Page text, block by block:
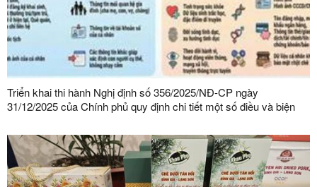
Triển khai thi hành Nghị định số 356/2025/NĐ-CP ngày
31/12/2025 của Chính phủ quy định chi tiết một số điều và biện
Sơn